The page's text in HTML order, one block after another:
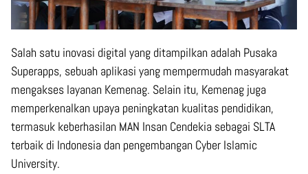
Salah satu inovasi digital yang ditampilkan adalah Pusaka
Superapps, sebuah aplikasi yang mempermudah masyarakat
mengakses layanan Kemenag. Selain itu, Kemenag juga
memperkenalkan upaya peningkatan kualitas pendidikan,
termasuk keberhasilan MAN Insan Cendekia sebagai SLTA
terbaik di Indonesia dan pengembangan Cyber Islamic
University.